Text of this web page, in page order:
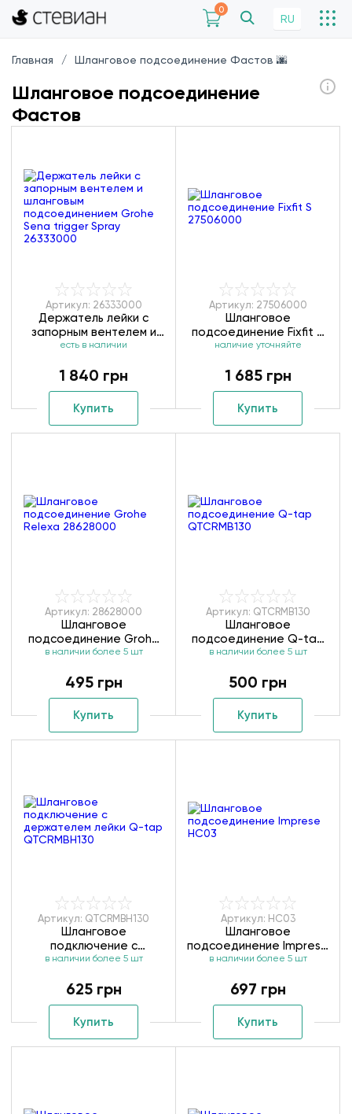
0
RU
Главная Шланговое подсоединение Фастов 🌆
Шланговое подсоединение
Фастов
Артикул: 26333000
Держатель лейки с
запорным вентелем и
шланговым
Sena trigger Spray
26333000
есть в наличии
1 840 грн
Купить
Артикул: 27506000
Шланговое
подсоединение Fixfit S
27506000
наличие уточняйте
1 685 грн
Купить
Артикул: 28628000
Шланговое
подсоединение Grohe
Relexa 28628000
в наличии более 5 шт
495 грн
Купить
Артикул: QTCRMB130
Шланговое
подсоединение Q-tap
QTCRMB130
в наличии более 5 шт
500 грн
Купить
Артикул: QTCRMBH130
Шланговое
подключение с
держателем лейки Q-
в наличии более 5 шт
625 грн
Купить
Артикул: HC03
Шланговое
подсоединение Imprese
HC03
в наличии более 5 шт
697 грн
Купить